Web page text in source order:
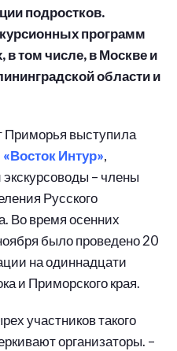
подростков.
программ
в том числе, в Москве и
области и
Приморья выступила
Интур»,
– члены
Русского
Во время осенних
было проведено 20
на одиннадцати
и Приморского края.
участников такого
организаторы. –